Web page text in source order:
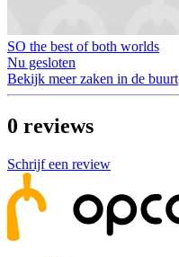
SO the best of both worlds
Nu gesloten
Bekijk meer zaken in de buurt
0 reviews
Schrijf een review